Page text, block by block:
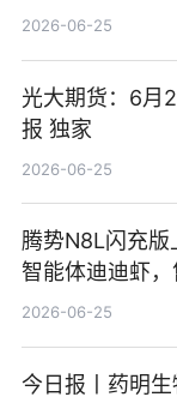
2026-06-25
光大期货：6月
报 独家
2026-06-25
腾势N8L闪充版
智能体迪迪虾
元-34.98万元 焦
2026-06-25
今日报丨药明